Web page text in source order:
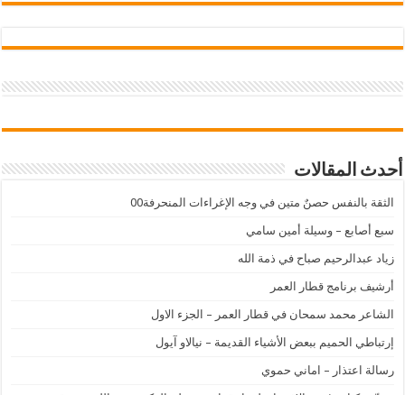
أحدث المقالات
الثقة بالنفس حصنٌ متين في وجه الإغراءات المنحرفة00
سبع أصابع – وسيلة أمين سامي
زياد عبدالرحيم صباح في ذمة الله
أرشيف برنامج قطار العمر
الشاعر محمد سمحان في قطار العمر – الجزء الاول
إرتباطي الحميم ببعض الأشياء القديمة – نيالاو آيول
رسالة اعتذار – اماني حموي